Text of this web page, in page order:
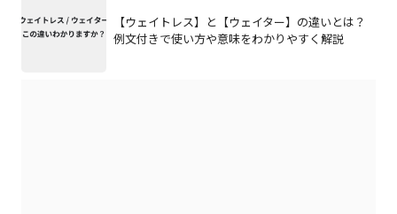
【ウェイトレス】と【ウェイター】の違いとは？
例文付きで使い方や意味をわかりやすく解説